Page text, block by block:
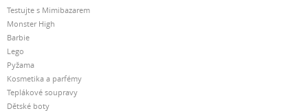
Testujte s Mimibazarem
Monster High
Barbie
Lego
Pyžama
Kosmetika a parfémy
Teplákové soupravy
Dětské boty